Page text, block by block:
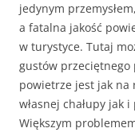
jedynym
a fatalna jakość
w turystyce. Tutaj
gustów przeciętnego
powietrze jest jak na
własnej chałupy jak
Większym